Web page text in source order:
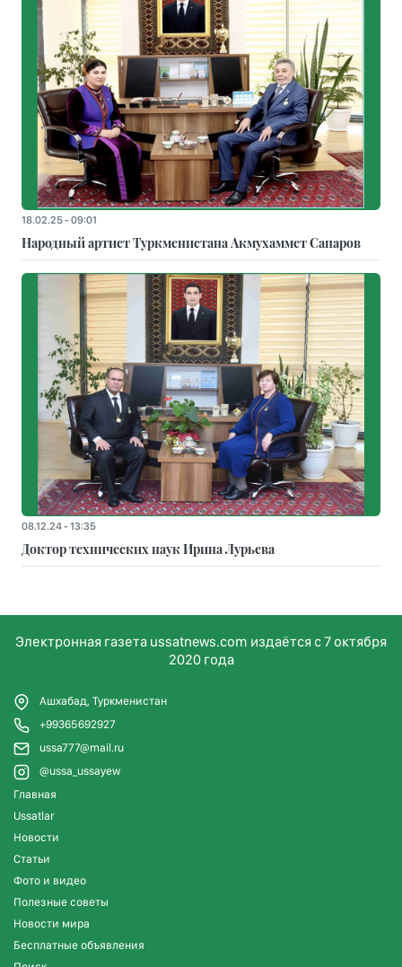
18.02.25 - 09:01
Народный артист Туркменистана Акмухаммет Сапаров
08.12.24 - 13:35
Доктор технических наук Ирина Лурьева
Электронная газета ussatnews.com издаётся с 7 октября
2020 года
Ашхабад, Туркменистан
+99365692927
ussa777@mail.ru
@ussa_ussayew
Главная
Ussatlar
Новости
Статьи
Фото и видео
Полезные советы
Новости мира
Бесплатные объявления